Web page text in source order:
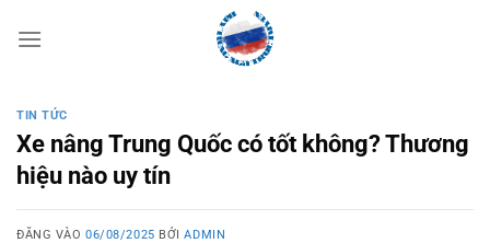
qua
TIN TỨC
Xe nâng Trung Quốc có tốt không? Thương
hiệu nào uy tín
ĐĂNG VÀO06/08/2025 BỞIADMIN